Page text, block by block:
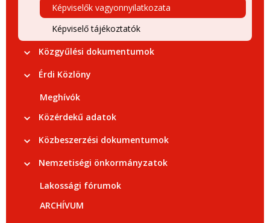
Képviselők vagyonnyilatkozata
Képviselő tájékoztatók
Közgyűlési dokumentumok
Érdi Közlöny
Meghívók
Közérdekű adatok
Közbeszerzési dokumentumok
Nemzetiségi önkormányzatok
Lakossági fórumok
ARCHÍVUM